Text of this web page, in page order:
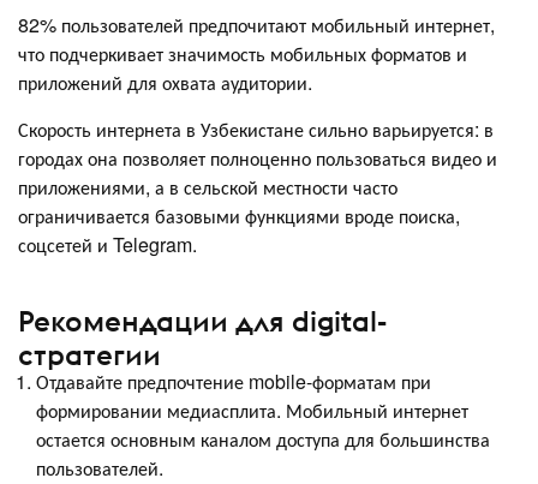
82% пользователей предпочитают мобильный интернет,
что подчеркивает значимость мобильных форматов и
приложений для охвата аудитории.
Скорость интернета в Узбекистане сильно варьируется: в
городах она позволяет полноценно пользоваться видео и
приложениями, а в сельской местности часто
ограничивается базовыми функциями вроде поиска,
соцсетей и Telegram.
Рекомендации для digital-
стратегии
Отдавайте предпочтение mobile-форматам при
формировании медиасплита. Мобильный интернет
остается основным каналом доступа для большинства
пользователей.